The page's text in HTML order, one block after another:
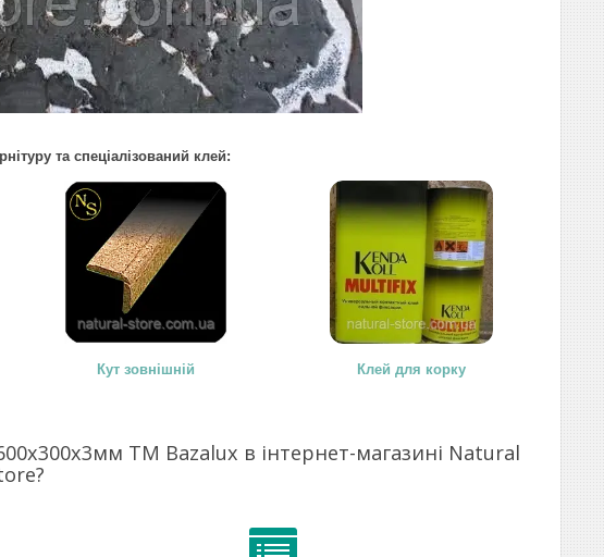
та спеціалізований клей:
Кут зовнішній Клей для корку
TM Bazalux в інтернет-магазині Natural